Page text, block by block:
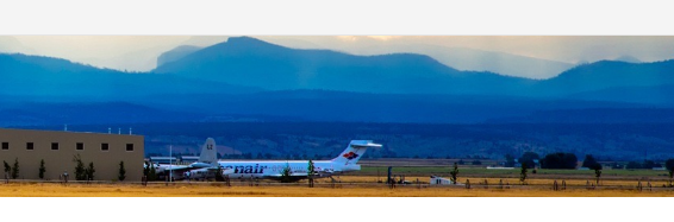
Ryanair ГрецияRyanair дешевые авиабилеты
из КаунасаRyanair из ЛаппеенрантыRyanair из Лондона
ИЗ ЧЕХИИ | ПРАГА, ОСТРАВА, ПАРДУБИЦЕ, БРНО